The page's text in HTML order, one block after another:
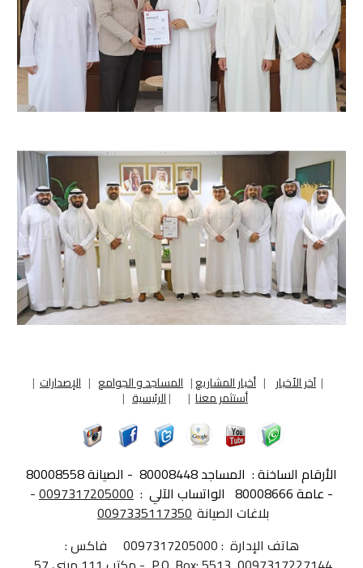
| آخر الأخبار | أخبار المشاريع| المساجد و الجوامع | الإصدارات |
أستثمر معنا |
|الرئيسية |
الأرقام الساخنة :
المساجد 80008448 - الصيانة 80008558
- عامة 80008666
الواتساب الآلي : 0097317205000
-
بلاغات الصيانة 0097335117350
هاتف الإدارة : 0097317205000 فاكس
: